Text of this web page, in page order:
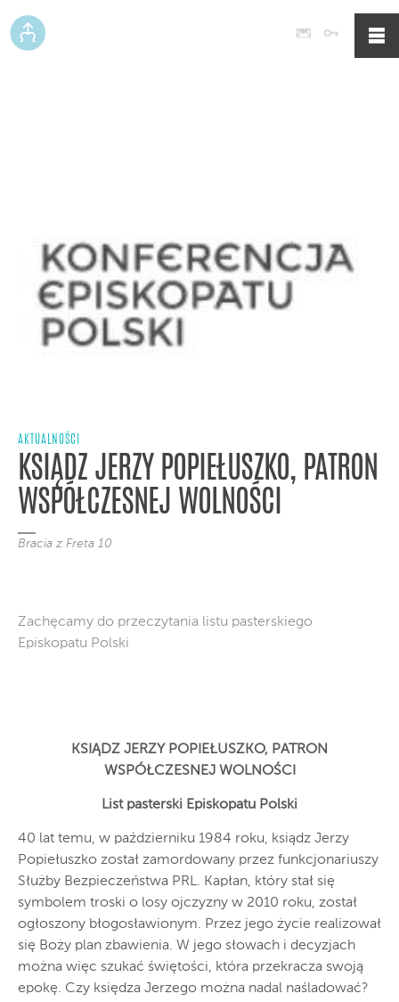
Poczta
AKTUALNOŚCI
KSIĄDZ JERZY POPIEŁUSZKO, PATRON
WSPÓŁCZESNEJ WOLNOŚCI
Bracia z Freta 10
Zachęcamy do przeczytania listu pasterskiego
Episkopatu Polski
KSIĄDZ JERZY POPIEŁUSZKO, PATRON
WSPÓŁCZESNEJ WOLNOŚCI
List pasterski Episkopatu Polski
40 lat temu, w październiku 1984 roku, ksiądz Jerzy
Popiełuszko został zamordowany przez funkcjonariuszy
Służby Bezpieczeństwa PRL. Kapłan, który stał się
symbolem troski o losy ojczyzny w 2010 roku, został
ogłoszony błogosławionym. Przez jego życie realizował
się Boży plan zbawienia. W jego słowach i decyzjach
można więc szukać świętości, która przekracza swoją
epokę. Czy księdza Jerzego można nadal naśladować?